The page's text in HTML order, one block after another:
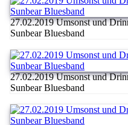
27.02.2019 Umsonst und
Sunbear Bluesband
27.02.2019 Umsonst und
Sunbear Bluesband